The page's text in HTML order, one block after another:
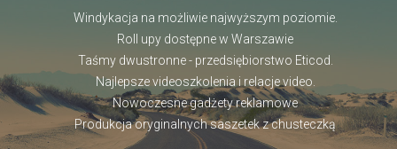
Windykacja na możliwie najwyższym poziomie.
Roll upy dostępne w Warszawie
Taśmy dwustronne - przedsiębiorstwo Eticod.
Najlepsze videoszkolenia i relacje video.
Nowoczesne gadżety reklamowe
Produkcja oryginalnych saszetek z chusteczką